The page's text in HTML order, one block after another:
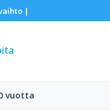
|
vuotta